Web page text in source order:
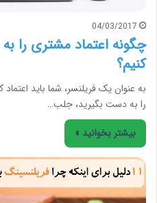
04/03/2017
چگونه اعتماد مشتری را
کنیم؟
به عنوان یک فریلنسر، شما باید اعتماد
را به دست بگیرید، جلب…
بیشتر بخوانید »